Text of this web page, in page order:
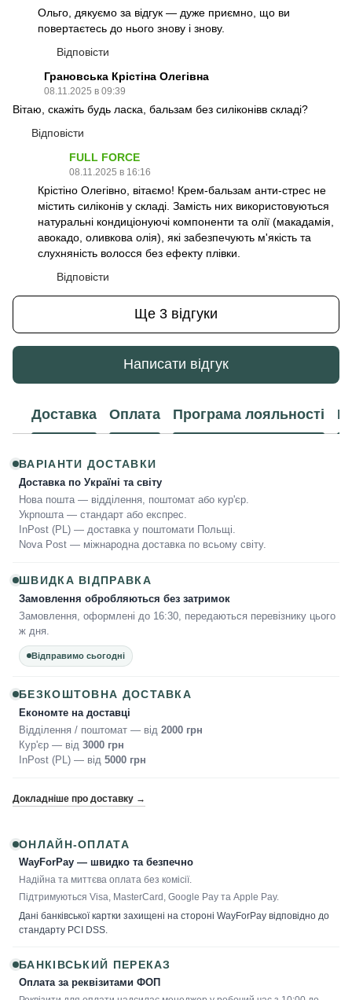
Ольго, дякуємо за відгук — дуже приємно, що ви
повертаєтесь до нього знову і знову.
Відповісти
Грановська Крістіна Олегівна
08.11.2025 в 09:39
Вітаю, скажіть будь ласка, бальзам без силіконівв складі?
Відповісти
FULL FORCE
08.11.2025 в 16:16
Крістіно Олегівно, вітаємо! Крем-бальзам анти-стрес не
містить силіконів у складі. Замість них використовуються
натуральні кондиціонуючі компоненти та олії (макадамія,
авокадо, оливкова олія), які забезпечують м'якість та
слухняність волосся без ефекту плівки.
Відповісти
Ще 3 відгуки
Написати відгук
Доставка Оплата Програма лояльності
ВАРІАНТИ ДОСТАВКИ
Доставка по Україні та світу
Нова пошта — відділення, поштомат або кур'єр.
Укрпошта — стандарт або експрес.
InPost (PL) — доставка у поштомати Польщі.
Nova Post — міжнародна доставка по всьому світу.
ШВИДКА ВІДПРАВКА
Замовлення обробляються без затримок
Замовлення, оформлені до 16:30, передаються перевізнику цього
ж дня.
Відправимо сьогодні
БЕЗКОШТОВНА ДОСТАВКА
Економте на доставці
Відділення / поштомат — від 2000 грн
Кур'єр — від 3000 грн
InPost (PL) — від 5000 грн
Докладніше про доставку →
ОНЛАЙН-ОПЛАТА
WayForPay — швидко та безпечно
Надійна та миттєва оплата без комісії.
Підтримуються Visa, MasterCard, Google Pay та Apple Pay.
Дані банківської картки захищені на стороні WayForPay відповідно до
стандарту PCI DSS.
БАНКІВСЬКИЙ ПЕРЕКАЗ
Оплата за реквізитами ФОП